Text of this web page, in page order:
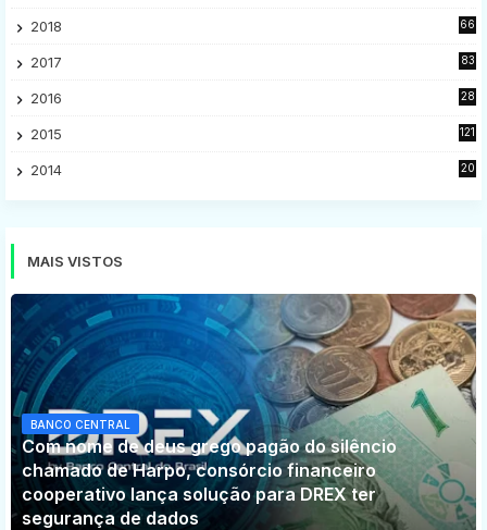
2018
66
2017
83
2016
28
2015
121
2014
20
MAIS VISTOS
BANCO CENTRAL
Com nome de deus grego pagão do silêncio
chamado de Harpo, consórcio financeiro
cooperativo lança solução para DREX ter
segurança de dados